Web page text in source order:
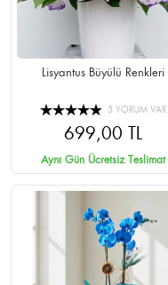
Lisyantus Büyülü Renkleri
5 YORUM VAR
699,00 TL
Aynı Gün Ücretsiz Teslimat